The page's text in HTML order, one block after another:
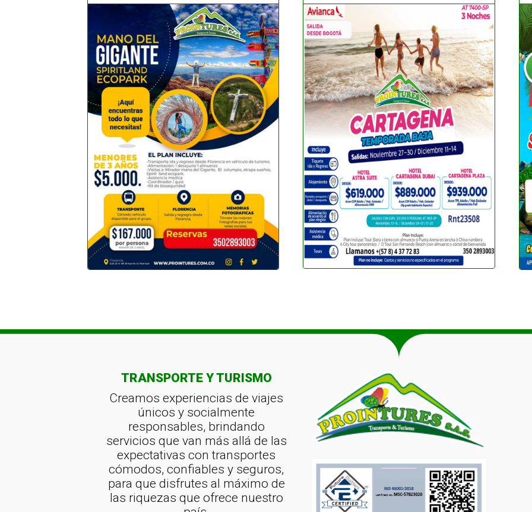
TRANSPORTE Y TURISMO
Creamos experiencias de viajes
únicos y socialmente
responsables, brindando
servicios que van más allá de las
expectativas con transportes
cómodos, confiables y seguros,
para que disfrutes al máximo de
las riquezas que ofrece nuestro